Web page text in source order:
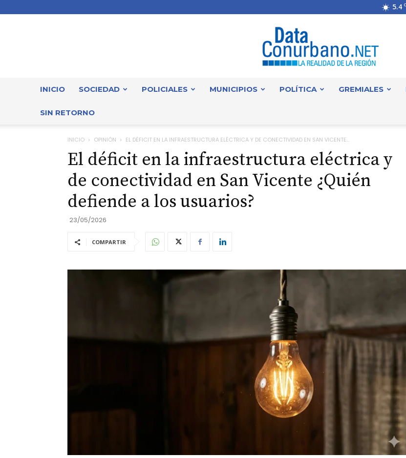
5.4 C
INICIO SOCIEDAD POLICIALES MUNICIPIOS POLÍTICA GREMIALES
SIN RETORNO
INICIO OPINIÓN EL DÉFICIT EN LA INFRAESTRUCTURA ELÉCTRICA Y DE CONECTIVIDAD EN SAN VICENTE...
El déficit en la infraestructura eléctrica y
de conectividad en San Vicente ¿Quién
defiende a los usuarios?
23/05/2026
COMPARTIR